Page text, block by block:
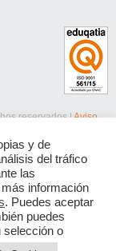
reservados |Aviso
y de
del tráfico
las
información
. Puedes aceptar
puedes
selección o